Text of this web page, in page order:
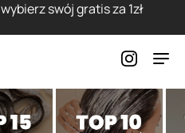
swój gratis za 1zł